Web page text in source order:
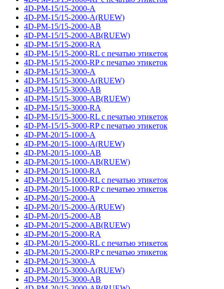
4D-PM-15/15-2000-A
4D-PM-15/15-2000-A(RUEW)
4D-PM-15/15-2000-AB
4D-PM-15/15-2000-AB(RUEW)
4D-PM-15/15-2000-RA
4D-PM-15/15-2000-RL с печатью этикеток
4D-PM-15/15-2000-RP с печатью этикеток
4D-PM-15/15-3000-A
4D-PM-15/15-3000-A(RUEW)
4D-PM-15/15-3000-AB
4D-PM-15/15-3000-AB(RUEW)
4D-PM-15/15-3000-RA
4D-PM-15/15-3000-RL с печатью этикеток
4D-PM-15/15-3000-RP с печатью этикеток
4D-PM-20/15-1000-A
4D-PM-20/15-1000-A(RUEW)
4D-PM-20/15-1000-AB
4D-PM-20/15-1000-AB(RUEW)
4D-PM-20/15-1000-RA
4D-PM-20/15-1000-RL с печатью этикеток
4D-PM-20/15-1000-RP с печатью этикеток
4D-PM-20/15-2000-A
4D-PM-20/15-2000-A(RUEW)
4D-PM-20/15-2000-AB
4D-PM-20/15-2000-AB(RUEW)
4D-PM-20/15-2000-RA
4D-PM-20/15-2000-RL с печатью этикеток
4D-PM-20/15-2000-RP с печатью этикеток
4D-PM-20/15-3000-A
4D-PM-20/15-3000-A(RUEW)
4D-PM-20/15-3000-AB